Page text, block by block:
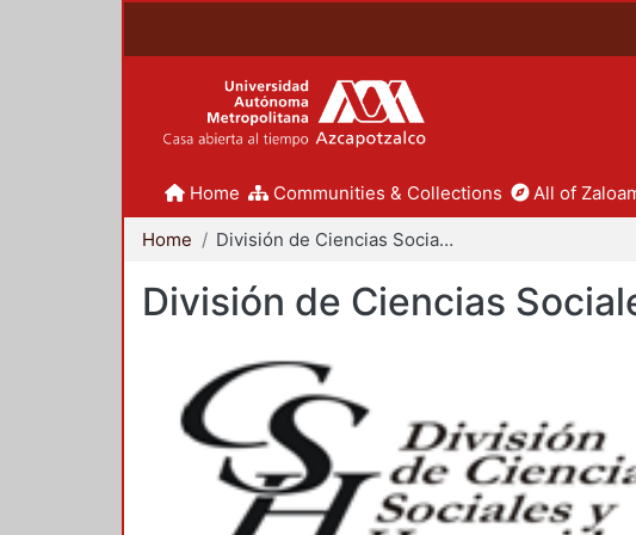
Home Communities & Collections All of
Home División de Ciencias Sociales y Humanidades
División de Ciencias